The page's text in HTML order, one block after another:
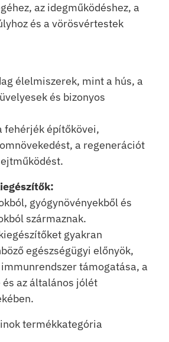
az idegműködéshez, a
és a vörösvértestek
élelmiszerek, mint a hús, a
és bizonyos
fehérjék építőkövei,
a regenerációt
gyógynövényekből és
származnak.
gyakran
egészségügyi előnyök,
támogatása, a
az általános jólét
termékkategória